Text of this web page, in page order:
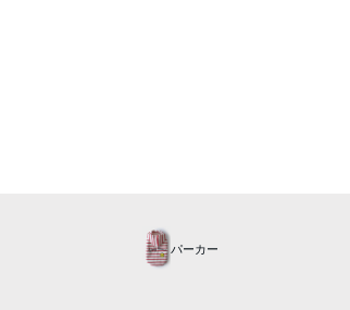
パーカー